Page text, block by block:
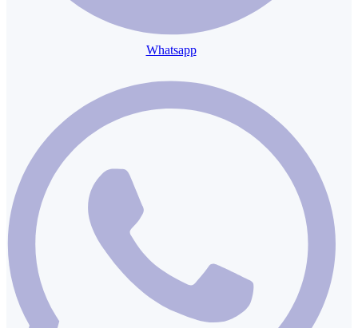
Whatsapp